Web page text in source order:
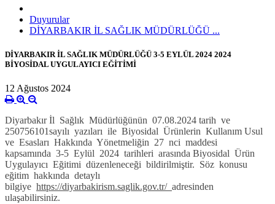
Duyurular
DİYARBAKIR İL SAĞLIK MÜDÜRLÜĞÜ ...
DİYARBAKIR İL SAĞLIK MÜDÜRLÜĞÜ 3-5 EYLÜL 2024 2024
BİYOSİDAL UYGULAYICI EĞİTİMİ
12 Ağustos 2024
Diyarbakır İl Sağlık Müdürlüğünün 07.08.2024 tarih ve
250756101sayılı yazıları ile Biyosidal Ürünlerin Kullanım Usul
ve Esasları Hakkında Yönetmeliğin 27 nci maddesi
kapsamında 3-5 Eylül 2024 tarihleri arasında Biyosidal Ürün
Uygulayıcı Eğitimi düzenleneceği bildirilmiştir. Söz konusu
eğitim hakkında detaylı
bilgiye https://diyarbakirism.saglik.gov.tr/ adresinden
ulaşabilirsiniz.